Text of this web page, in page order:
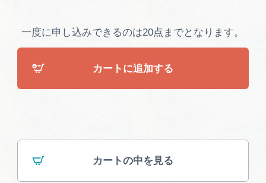
運営組織
広告掲載
サイトポリシー
一度に申し込みできるのは20点までとなります。
カートに追加する
カートの中を見る